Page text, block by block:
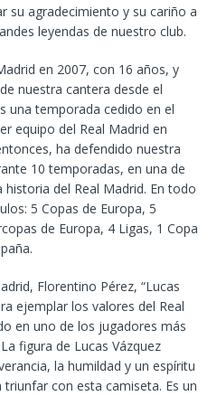
su agradecimiento y su cariño a
leyendas de nuestro club.
en 2007, con 16 años, y
nuestra cantera desde el
una temporada cedido en el
equipo del Real Madrid en
ha defendido nuestra
10 temporadas, en una de
del Real Madrid. En todo
5 Copas de Europa, 5
de Europa, 4 Ligas, 1 Copa
Florentino Pérez, “Lucas
ejemplar los valores del Real
en uno de los jugadores más
figura de Lucas Vázquez
la humildad y un espíritu
con esta camiseta. Es un